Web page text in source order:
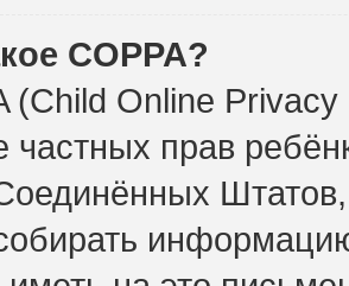
COPPA?
(Child Online
частных прав